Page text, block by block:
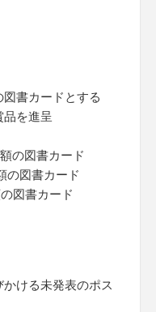
書カードとする
を進呈
の図書カード
の図書カード
図書カード
ける未発表のポス